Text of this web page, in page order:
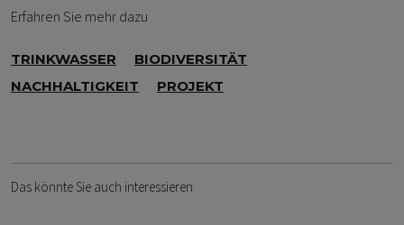
Erfahren Sie mehr dazu
TRINKWASSER
BIODIVERSITÄT
NACHHALTIGKEIT
PROJEKT
Das könnte Sie auch interessieren